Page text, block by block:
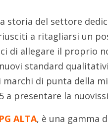
storia del settore
a ritagliarsi un
di allegare il proprio
standard
marchi di punta della
a presentare la
PG ALTA, è una gamma